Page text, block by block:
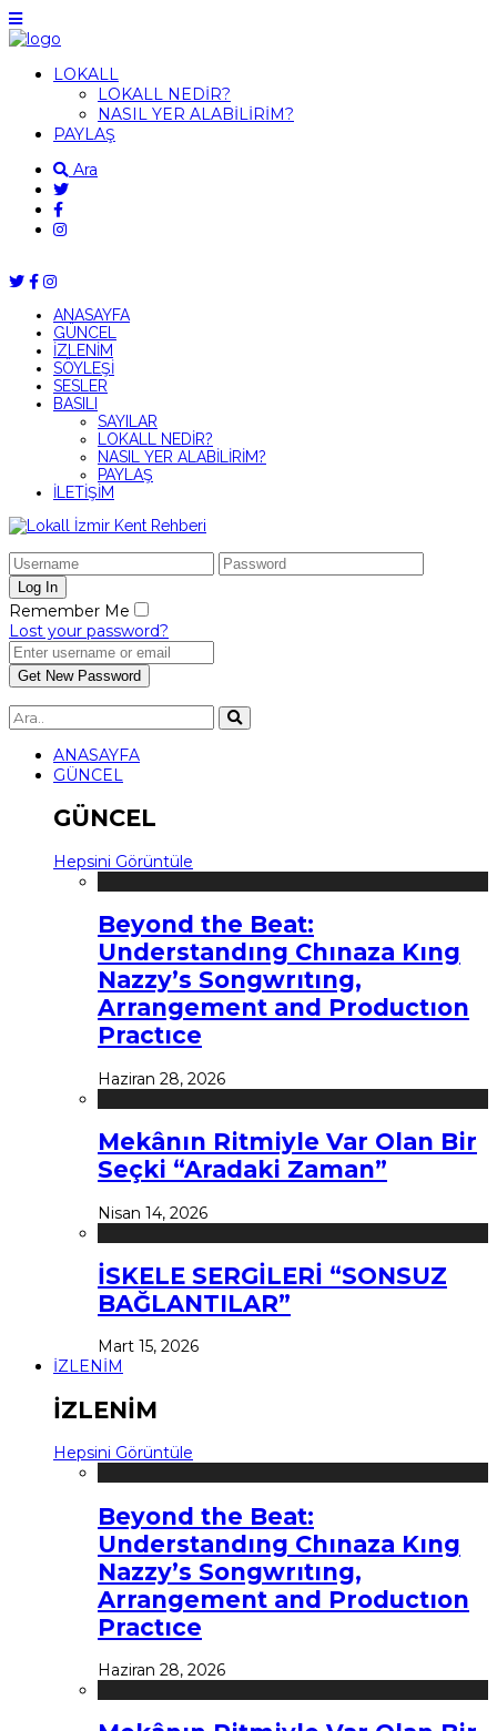
LOKALL
LOKALL NEDİR?
NASIL YER ALABİLİRİM?
PAYLAŞ
Ara
ANASAYFA
GÜNCEL
İZLENİM
SÖYLEŞİ
SESLER
BASILI
SAYILAR
LOKALL NEDİR?
NASIL YER ALABİLİRİM?
PAYLAŞ
İLETİŞİM
Remember Me
Lost your password?
ANASAYFA
GÜNCEL
GÜNCEL
Hepsini Görüntüle
Beyond the Beat:
Understandıng Chınaza Kıng
Nazzy’s Songwrıtıng,
Arrangement and Productıon
Practıce
Haziran 28, 2026
Mekânın Ritmiyle Var Olan Bir
Seçki “Aradaki Zaman”
Nisan 14, 2026
İSKELE SERGİLERİ “SONSUZ
BAĞLANTILAR”
Mart 15, 2026
İZLENİM
İZLENİM
Hepsini Görüntüle
Beyond the Beat:
Understandıng Chınaza Kıng
Nazzy’s Songwrıtıng,
Arrangement and Productıon
Practıce
Haziran 28, 2026